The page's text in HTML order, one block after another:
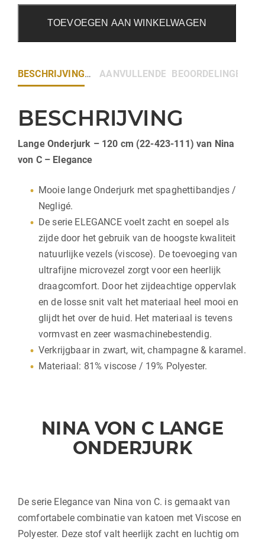
TOEVOEGEN AAN WINKELWAGEN
BESCHRIJVING AANVULLENDE INFORMATIE
BEOORDELINGEN (0)
BESCHRIJVING
Lange Onderjurk – 120 cm (22-423-111) van Nina
von C – Elegance
Mooie lange Onderjurk met spaghettibandjes /
Negligé.
De serie ELEGANCE voelt zacht en soepel als
zijde door het gebruik van de hoogste kwaliteit
natuurlijke vezels (viscose). De toevoeging van
ultrafijne microvezel zorgt voor een heerlijk
draagcomfort. Door het zijdeachtige oppervlak
en de losse snit valt het materiaal heel mooi en
glijdt het over de huid. Het materiaal is tevens
vormvast en zeer wasmachinebestendig.
Verkrijgbaar in zwart, wit, champagne & karamel.
Materiaal: 81% viscose / 19% Polyester.
NINA VON C LANGE
ONDERJURK
De serie Elegance van Nina von C. is gemaakt van
comfortabele combinatie van katoen met Viscose en
Polyester. Deze stof valt heerlijk zacht en luchtig om